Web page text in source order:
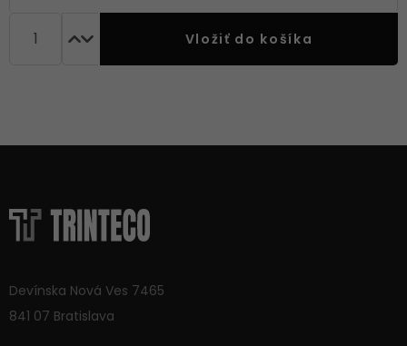
Vložiť do košíka
Devínska Nová Ves 7465
841 07 Bratislava